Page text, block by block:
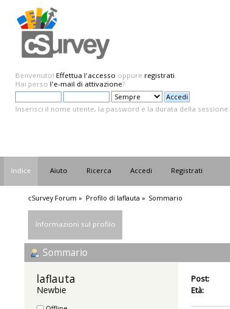
Benvenuto! Effettua l'accesso oppure registrati.
Hai perso l'e-mail di attivazione?
Inserisci il nome utente, la password e la durata della sessione.
Indice Aiuto Ricerca Accedi Registrati
cSurvey Forum » Profilo di laflauta » Sommario
Informazioni sul profilo
Sommario
laflauta
Newbie
Post:
Età: